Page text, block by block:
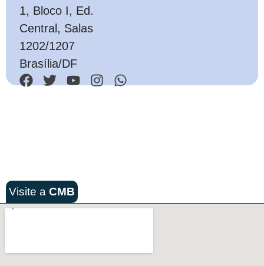
1, Bloco I, Ed.
Central, Salas
1202/1207
Brasília/DF
Visite a CMB